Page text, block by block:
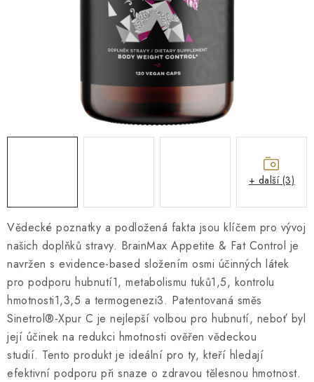
Vědecké poznatky a podložená fakta jsou klíčem pro vývoj
našich doplňků stravy. BrainMax Appetite & Fat Control je
navržen s evidence-based složením osmi účinných látek
pro podporu hubnutí1, metabolismu tuků1,5, kontrolu
hmotnosti1,3,5 a termogenezi3. Patentovaná směs
Sinetrol®-Xpur C je nejlepší volbou pro hubnutí, neboť byl
její účinek na redukci hmotnosti ověřen vědeckou
studií. Tento produkt je ideální pro ty, kteří hledají
efektivní podporu při snaze o zdravou tělesnou hmotnost.
+ další (3)